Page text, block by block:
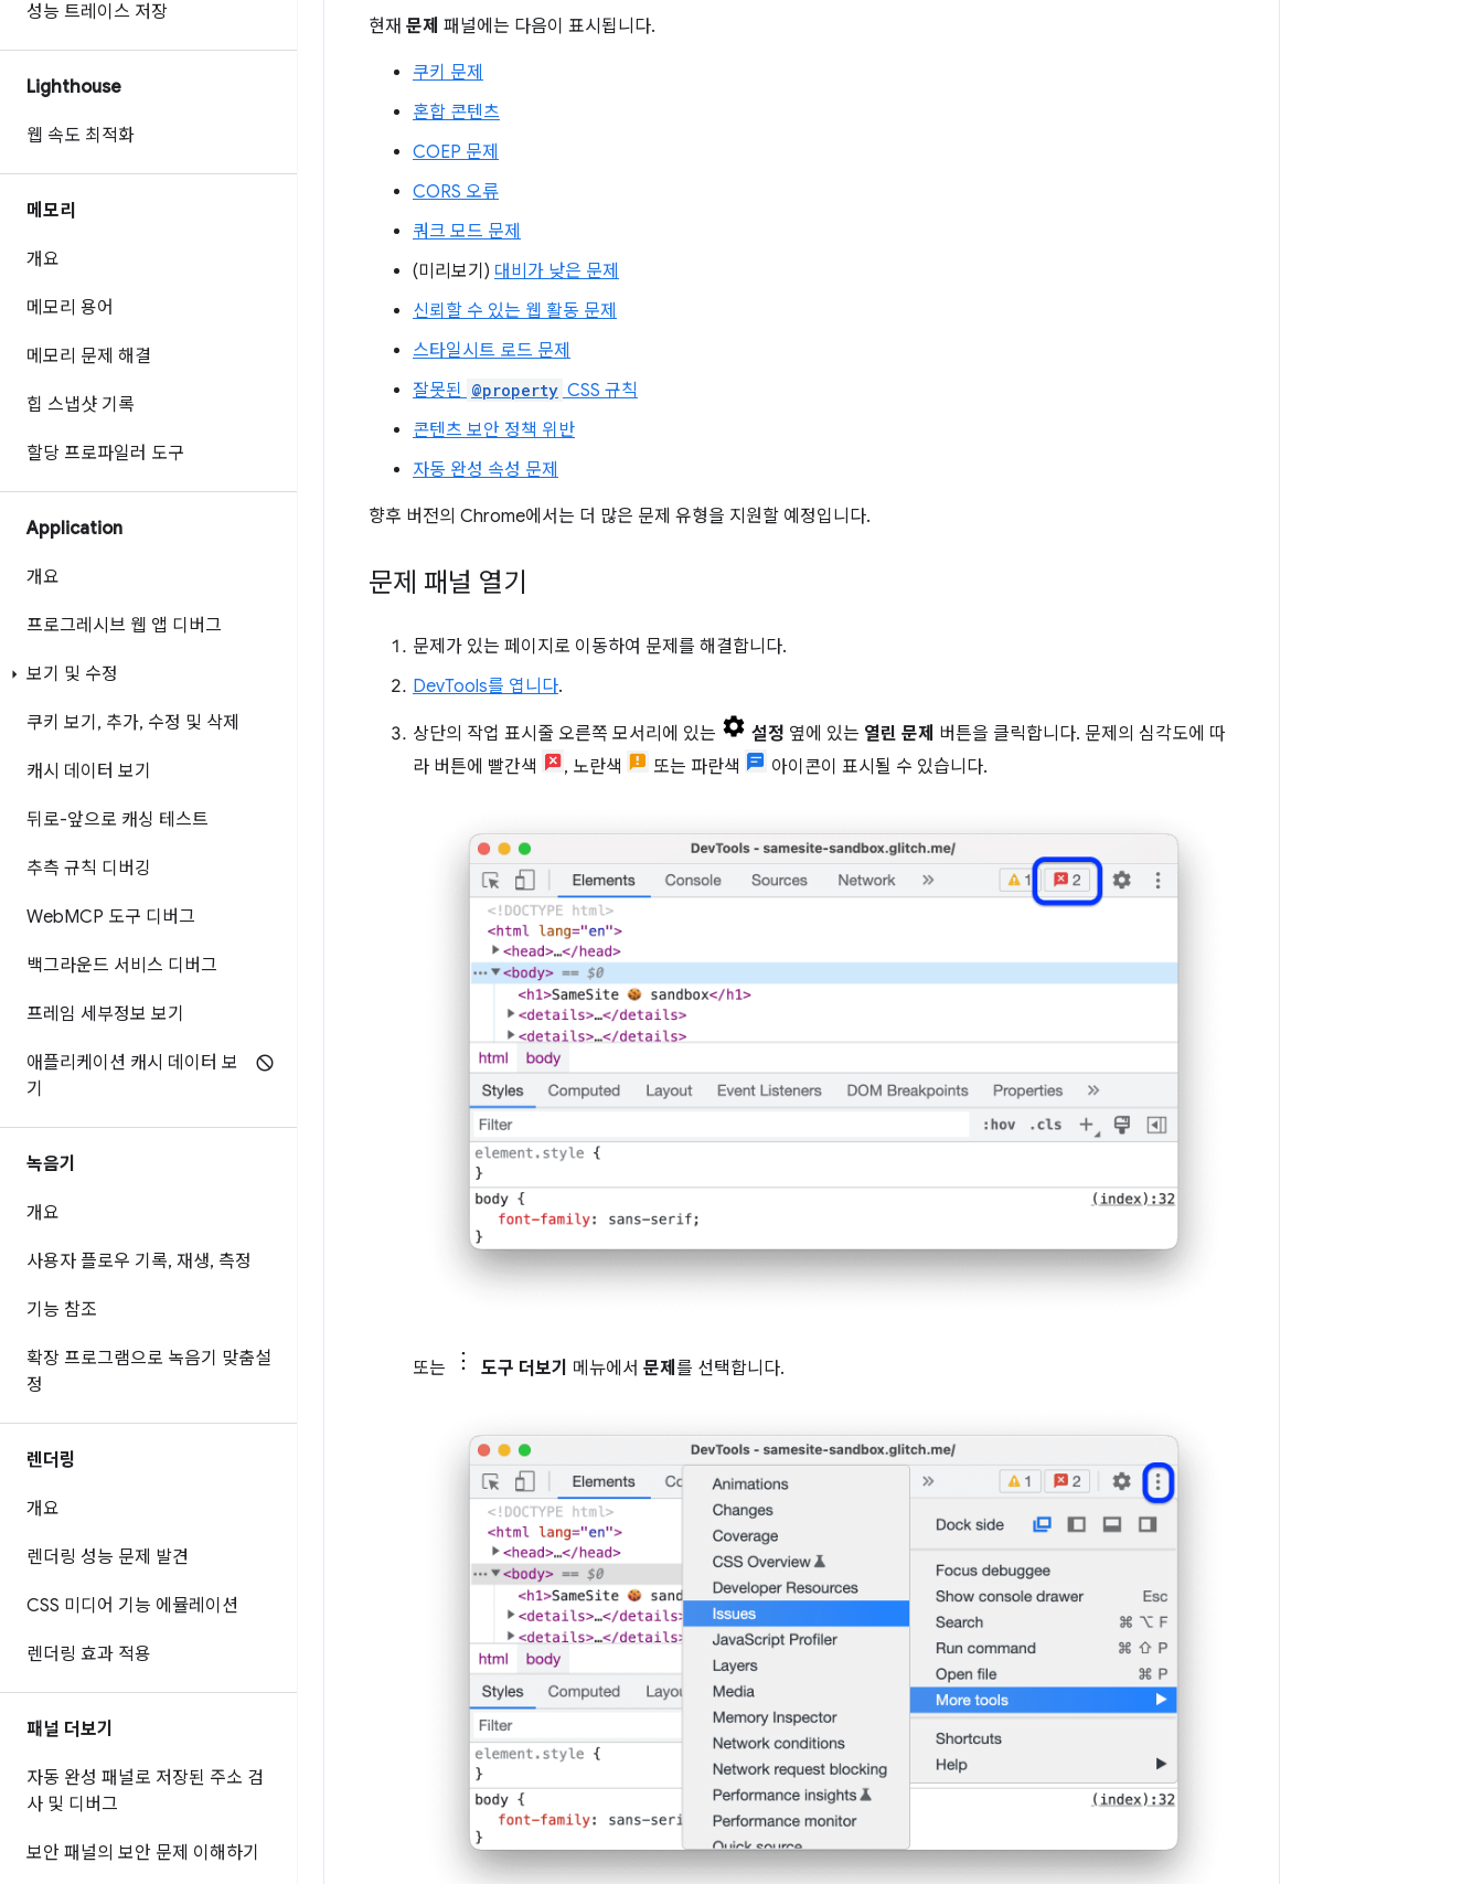
성능 트레이스 저장
Lighthouse
웹 속도 최적화
메모리
개요
메모리 용어
메모리 문제 해결
힙 스냅샷 기록
할당 프로파일러 도구
Application
개요
프로그레시브 웹 앱 디버그
보기 및 수정
쿠키 보기 , 추가, 수정 및 삭제
캐시 데이터 보기
뒤로-앞으로 캐싱 테스트
추측 규칙 디버깅
WebMCP 도구 디버그
백그라운드 서비스 디버그
프레임 세부정보 보기
애플리케이션 캐시 데이터 보
기
녹음기
개요
사용자 플로우 기록, 재생, 측정
기능 참조
확장 프로그램으로 녹음기 맞춤설
정
렌더링
개요
렌더링 성능 문제 발견
CSS 미디어 기능 에뮬레이션
렌더링 효과 적용
패널 더보기
자동 완성 패널로 저장된 주소 검
사 및 디버그
보안 패널의 보안 문제 이해하기
현재 문제 패널에는 다음이 표시됩니다.
쿠키 문제
혼합 콘텐츠
COEP 문제
CORS 오류
쿼크 모드 문제
(미리보기) 대비가 낮은 문제
신뢰할 수 있는 웹 활동 문제
스타일시트 로드 문제
잘못된 @property CSS 규칙
콘텐츠 보안 정책 위반
자동 완성 속성 문제
향후 버전의 Chrome에서는 더 많은 문제 유형을 지원할 예정입니다.
문제 패널 열기
문제가 있는 페이지로 이동하여 문제를 해결합니다.
DevTools를 엽니다.
상단의 작업 표시줄 오른쪽 모서리에 있는 설정 옆에 있는 열린 문제 버튼을 클릭합니다. 문제의 심각도에 따
라 버튼에 빨간색
, 노란색 또는 파란색 아이콘이 표시될 수 있습니다.
또는 도구 더보기 메뉴에서 문제 를 선택합니다.